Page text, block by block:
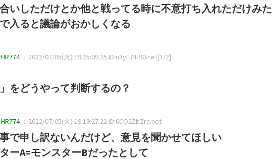
いしただけとか他と戦ってる時に不意打ち入れただけみた
入ると議論がおかしくなる
：2022/07/05(火) 19:25:09.25 ID:n3yE7lH90.net[1/2]
をどうやって判断するの？
：2022/07/05(火) 19:19:27.22 ID:6CQ2ZbZra.net
で申し訳ないんだけど、意見を聞かせてほしい
ーA=モンスターBだったとして